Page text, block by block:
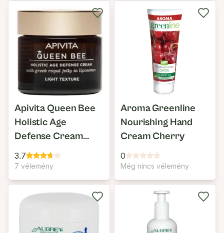
Apivita Queen Bee
Holistic Age
Defense Cream
Light Texture
3.7
7 vélemény
Aroma Greenline
Nourishing Hand
Cream Cherry
0
Még nincs vélemény